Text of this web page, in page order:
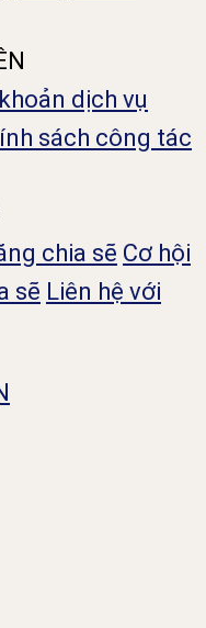
dịch vụ
sách công tác
chia sẽ Cơ hội
sẽ Liên hệ với